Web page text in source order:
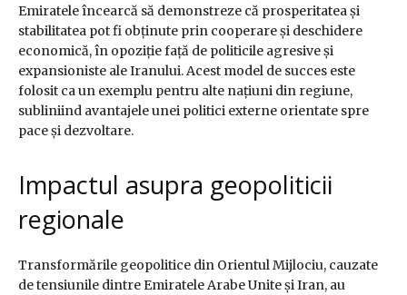
Emiratele încearcă să demonstreze că prosperitatea și
stabilitatea pot fi obținute prin cooperare și deschidere
economică, în opoziție față de politicile agresive și
expansioniste ale Iranului. Acest model de succes este
folosit ca un exemplu pentru alte națiuni din regiune,
subliniind avantajele unei politici externe orientate spre
pace și dezvoltare.
Impactul asupra geopoliticii
regionale
Transformările geopolitice din Orientul Mijlociu, cauzate
de tensiunile dintre Emiratele Arabe Unite și Iran, au